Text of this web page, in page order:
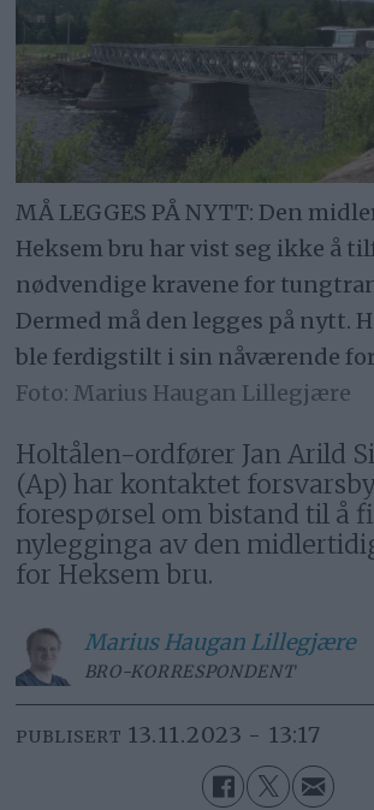
MÅ LEGGES PÅ NYTT: Den
Heksem bru har vist seg ikke å
nødvendige kravene for
Dermed må den legges på nytt.
ble ferdigstilt i sin nåværende
Marius Haugan Lillegjære
Holtålen-ordfører Jan Arild
(Ap) har kontaktet
forespørsel om bistand til å
nylegginga av den
for Heksem bru.
Marius Haugan Lillegjære
BRO-KORRESPONDENT
PUBLISERT 13.11.2023 - 13:17